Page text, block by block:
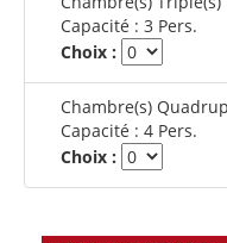
Capacité : 3 Pers.
Choix :
Chambre(s)
Capacité : 4 Pers.
Choix :